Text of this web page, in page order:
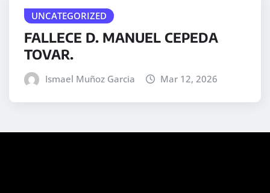
UNCATEGORIZED
FALLECE D. MANUEL CEPEDA
TOVAR.
Ismael Muñoz Garcia Mar 12, 2026